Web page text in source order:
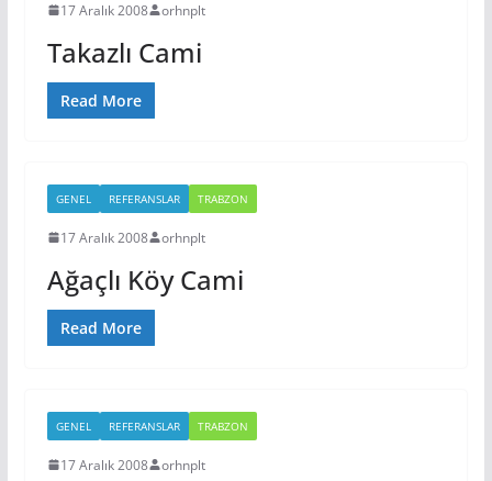
17 Aralık 2008 orhnplt
Takazlı Cami
Read More
GENEL REFERANSLAR TRABZON
17 Aralık 2008 orhnplt
Ağaçlı Köy Cami
Read More
GENEL REFERANSLAR TRABZON
17 Aralık 2008 orhnplt